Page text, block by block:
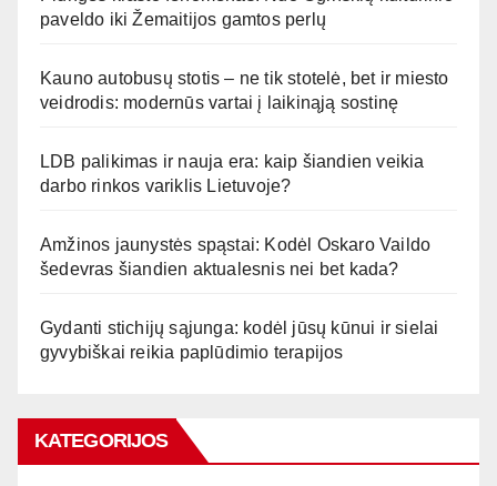
paveldo iki Žemaitijos gamtos perlų
Kauno autobusų stotis – ne tik stotelė, bet ir miesto
veidrodis: modernūs vartai į laikinąją sostinę
LDB palikimas ir nauja era: kaip šiandien veikia
darbo rinkos variklis Lietuvoje?
Amžinos jaunystės spąstai: Kodėl Oskaro Vaildo
šedevras šiandien aktualesnis nei bet kada?
Gydanti stichijų sąjunga: kodėl jūsų kūnui ir sielai
gyvybiškai reikia paplūdimio terapijos
KATEGORIJOS